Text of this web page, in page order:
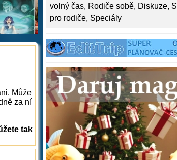
volný čas, Rodiče sobě, Diskuze,
pro rodiče, Speciály
Může
za ní
tak